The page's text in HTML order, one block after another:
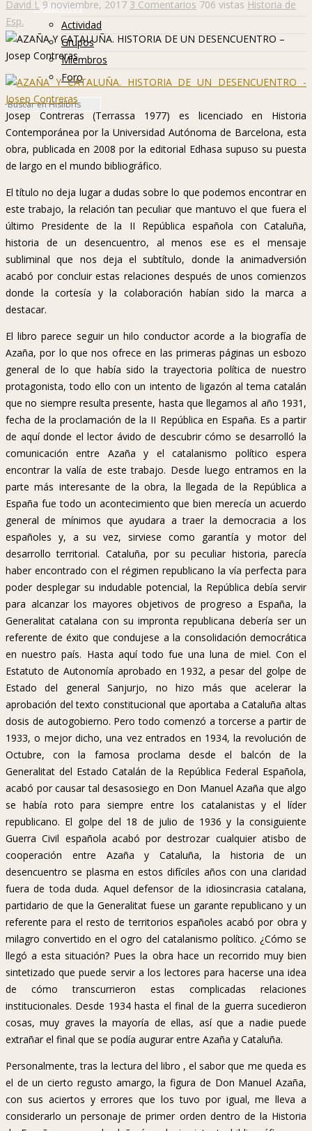
Hislibreños
Actividad
Grupos
Miembros
Foro
David L 9 noviembre, 2017 3 Comentarios 706 vistas Historia de
Esp.
Josep Contreras (Terrassa 1977) es licenciado en Historia
Contemporánea por la Universidad Autónoma de Barcelona, esta
obra, publicada en 2008 por la editorial Edhasa supuso su puesta
de largo en el mundo bibliográfico.
El título no deja lugar a dudas sobre lo que podemos encontrar en
este trabajo, la relación tan peculiar que mantuvo el que fuera el
último Presidente de la II República española con Cataluña,
historia de un desencuentro, al menos ese es el mensaje
subliminal que nos deja el subtítulo, donde la animadversión
acabó por concluir estas relaciones después de unos comienzos
donde la cortesía y la colaboración habían sido la marca a
destacar.
El libro parece seguir un hilo conductor acorde a la biografía de
Azaña, por lo que nos ofrece en las primeras páginas un esbozo
general de lo que había sido la trayectoria política de nuestro
protagonista, todo ello con un intento de ligazón al tema catalán
que no siempre resulta presente, hasta que llegamos al año 1931,
fecha de la proclamación de la II República en España. Es a partir
de aquí donde el lector ávido de descubrir cómo se desarrolló la
comunicación entre Azaña y el catalanismo político espera
encontrar la valía de este trabajo. Desde luego entramos en la
parte más interesante de la obra, la llegada de la República a
España fue todo un acontecimiento que bien merecía un acuerdo
general de mínimos que ayudara a traer la democracia a los
españoles y, a su vez, sirviese como garantía y motor del
desarrollo territorial. Cataluña, por su peculiar historia, parecía
haber encontrado con el régimen republicano la vía perfecta para
poder desplegar su indudable potencial, la República debía servir
para alcanzar los mayores objetivos de progreso a España, la
Generalitat catalana con su impronta republicana debería ser un
referente de éxito que condujese a la consolidación democrática
en nuestro país. Hasta aquí todo fue una luna de miel. Con el
Estatuto de Autonomía aprobado en 1932, a pesar del golpe de
Estado del general Sanjurjo, no hizo más que acelerar la
aprobación del texto constitucional que aportaba a Cataluña altas
dosis de autogobierno. Pero todo comenzó a torcerse a partir de
1933, o mejor dicho, una vez entrados en 1934, la revolución de
Octubre, con la famosa proclama desde el balcón de la
Generalitat del Estado Catalán de la República Federal Española,
acabó por causar tal desasosiego en Don Manuel Azaña que algo
se había roto para siempre entre los catalanistas y el líder
republicano. El golpe del 18 de julio de 1936 y la consiguiente
Guerra Civil española acabó por destrozar cualquier atisbo de
cooperación entre Azaña y Cataluña, la historia de un
desencuentro se plasma en estos difíciles años con una claridad
fuera de toda duda. Aquel defensor de la idiosincrasia catalana,
partidario de que la Generalitat fuese un garante republicano y un
referente para el resto de territorios españoles acabó por obra y
milagro convertido en el ogro del catalanismo político. ¿Cómo se
llegó a esta situación? Pues la obra hace un recorrido muy bien
sintetizado que puede servir a los lectores para hacerse una idea
de cómo transcurrieron estas complicadas relaciones
institucionales. Desde 1934 hasta el final de la guerra sucedieron
cosas, muy graves la mayoría de ellas, así que a nadie puede
extrañar el final que se podía augurar entre Azaña y Cataluña.
Personalmente, tras la lectura del libro , el sabor que me queda es
el de un cierto regusto amargo, la figura de Don Manuel Azaña,
con sus aciertos y errores que los tuvo por igual, me lleva a
considerarlo un personaje de primer orden dentro de la Historia